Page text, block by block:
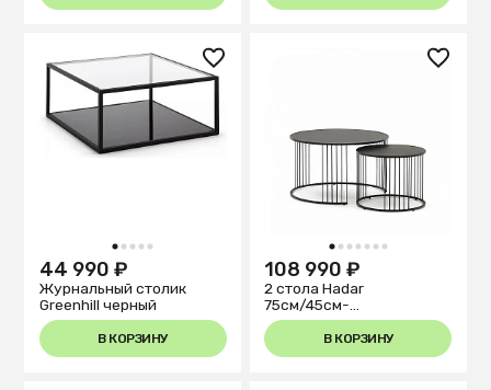
1 2 3 4 5
44 990 ₽
Журнальный столик
Greenhill черный
В КОРЗИНУ
1 2 3 4 5 6 7
108 990 ₽
2 стола Hadar
75см/45см-
закал.стекло/металл
В КОРЗИНУ